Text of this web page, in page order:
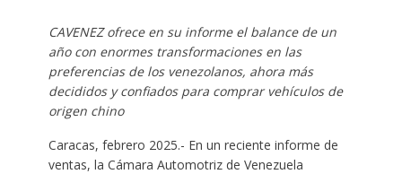
CAVENEZ ofrece en su informe el balance de un
año con enormes transformaciones en las
preferencias de los venezolanos, ahora más
decididos y confiados para comprar vehículos de
origen chino
Caracas, febrero 2025.- En un reciente informe de
ventas, la Cámara Automotriz de Venezuela